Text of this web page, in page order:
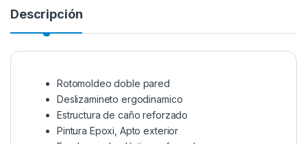
Descripción
Rotomoldeo doble pared
Deslizamineto ergodinamico
Estructura de caño reforzado
Pintura Epoxi, Apto exterior